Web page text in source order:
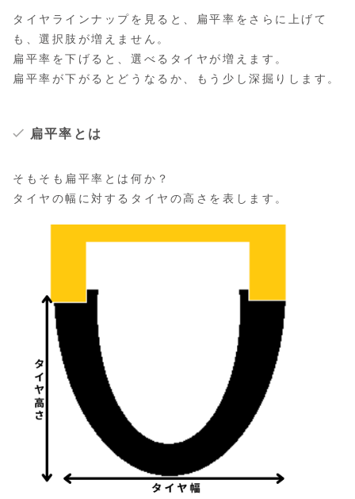
タイヤラインナップを見ると、扁平率をさらに上げて
も、選択肢が増えません。
扁平率を下げると、選べるタイヤが増えます。
扁平率が下がるとどうなるか、もう少し深掘りします。
扁平率とは
そもそも扁平率とは何か？
タイヤの幅に対するタイヤの高さを表します。